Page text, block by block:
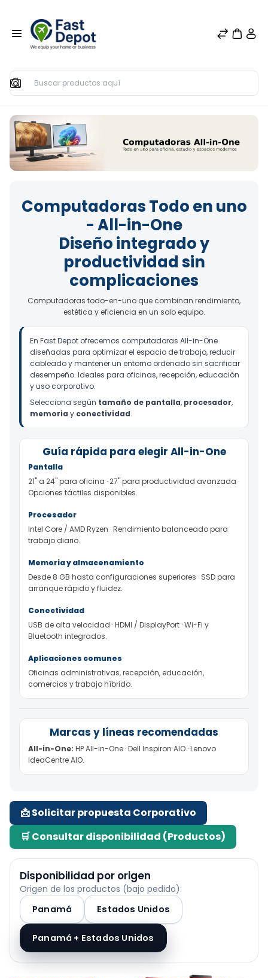
Buscar
Computadoras Todo en uno
- All-in-One
Diseño integrado y
productividad sin
complicaciones
Computadoras todo-en-uno que combinan rendimiento,
estética y eficiencia en un solo equipo.
En Fast Depot ofrecemos computadoras All-in-One
diseñadas para optimizar el espacio de trabajo, reducir
cableado y mantener un entorno ordenado sin sacrificar
desempeño. Ideales para oficinas, recepción, educación
y uso corporativo.
Selecciona según tamaño de pantalla, procesador,
memoria y conectividad.
Guía rápida para elegir All-in-One
Pantalla
21" a 24" para oficina · 27" para productividad avanzada ·
Opciones táctiles disponibles.
Procesador
Intel Core / AMD Ryzen · Rendimiento balanceado para
trabajo diario.
Memoria y almacenamiento
Desde 8 GB hasta configuraciones superiores · SSD para
arranque rápido y fluidez.
Conectividad
USB de alta velocidad · HDMI / DisplayPort · Wi-Fi y
Bluetooth integrados.
Aplicaciones comunes
Oficinas administrativas, recepción, educación,
comercios y trabajo híbrido.
Marcas y líneas recomendadas
All-in-One: HP All-in-One · Dell Inspiron AIO · Lenovo
IdeaCentre AIO.
📩 Solicitar propuesta Corporativo
🛒 Consultar disponibilidad (Productos)
Disponibilidad por origen
Origen de los productos (bajo pedido):
Panamá
Estados Unidos
Panamá + Estados Unidos